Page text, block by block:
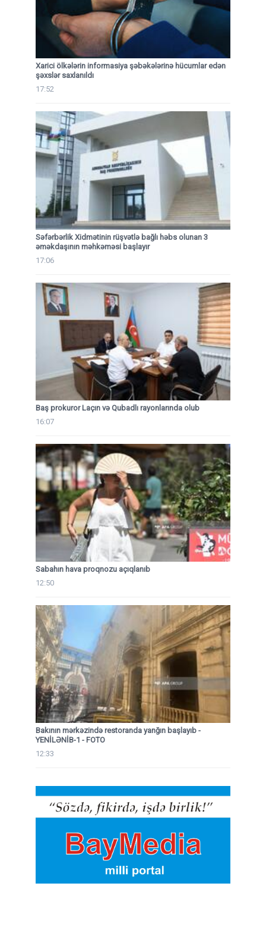
Xarici ölkələrin informasiya şəbəkələrinə hücumlar edən
şəxslər saxlanıldı
17:52
Səfərbərlik Xidmətinin rüşvətlə bağlı həbs olunan 3
əməkdaşının məhkəməsi başlayır
17:06
Baş prokuror Laçın və Qubadlı rayonlarında olub
16:07
Sabahın hava proqnozu açıqlanıb
12:50
Bakının mərkəzində restoranda yanğın başlayıb -
YENİLƏNİB-1 - FOTO
12:33